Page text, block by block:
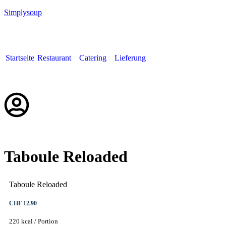
Simplysoup
Startseite Restaurant Catering Lieferung
Taboule Reloaded
Taboule Reloaded
CHF 12.90
220 kcal / Portion